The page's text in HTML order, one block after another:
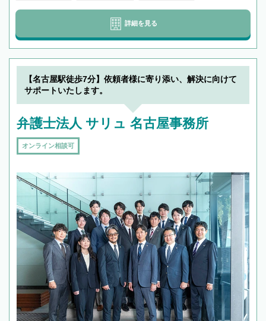
詳細を見る
【名古屋駅徒歩7分】依頼者様に寄り添い、解決に向けて
サポートいたします。
弁護士法人 サリュ 名古屋事務所
オンライン相談可